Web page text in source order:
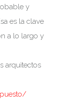
y
es la clave
a lo largo y
arquitectos